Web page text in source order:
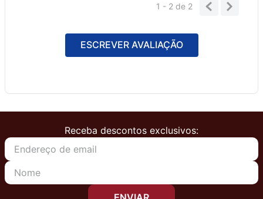
1 - 2de 2
ESCREVER AVALIAÇÃO
Receba descontos exclusivos: